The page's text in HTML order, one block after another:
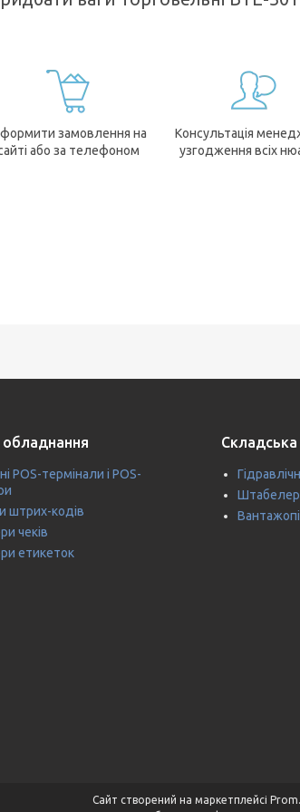
замовлення на
або за телефоном
Консультація
узгодження всіх
POS-термінали і POS-
штрих-кодів
чеків
етикеток
Складська
Сайт створений на маркетплейсі